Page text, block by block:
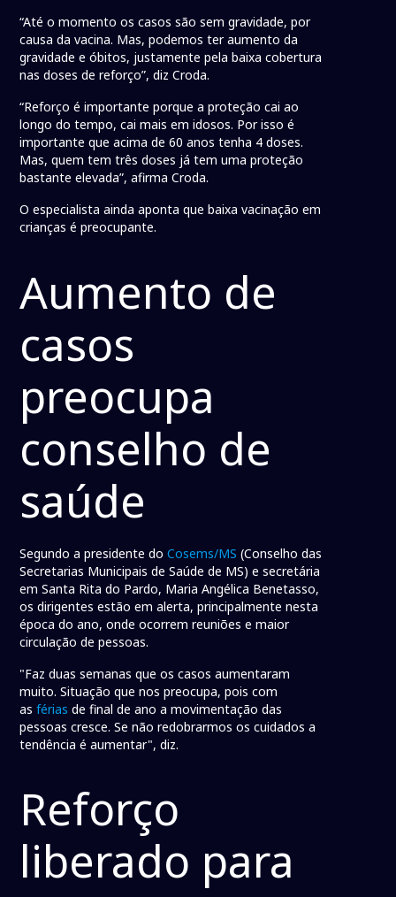
“Até o momento os casos são sem gravidade, por
causa da vacina. Mas, podemos ter aumento da
gravidade e óbitos, justamente pela baixa cobertura
nas doses de reforço”, diz Croda.
“Reforço é importante porque a proteção cai ao
longo do tempo, cai mais em idosos. Por isso é
importante que acima de 60 anos tenha 4 doses.
Mas, quem tem três doses já tem uma proteção
bastante elevada”, afirma Croda.
O especialista ainda aponta que baixa vacinação em
crianças é preocupante.
Aumento de
casos
preocupa
conselho de
saúde
Segundo a presidente doCosems/MS (Conselho das
Secretarias Municipais de Saúde de MS) e secretária
em Santa Rita do Pardo, Maria Angélica Benetasso,
os dirigentes estão em alerta, principalmente nesta
época do ano, onde ocorrem reuniões e maior
circulação de pessoas.
"Faz duas semanas que os casos aumentaram
muito. Situação que nos preocupa, pois com
asférias de final de ano a movimentação das
pessoas cresce. Se não redobrarmos os cuidados a
tendência é aumentar", diz.
Reforço
liberado para